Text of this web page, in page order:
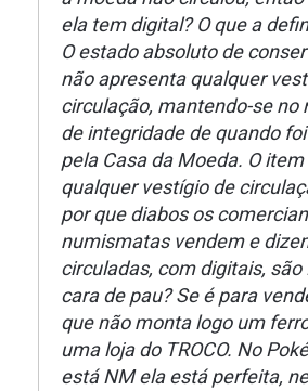
ela tem digital? O que a
O estado absoluto de
não apresenta qualquer
circulação, mantendo-se no
de integridade de quando
pela Casa da Moeda. O
qualquer vestígio de
por que diabos os
numismatas vendem e
circuladas, com digitais, são
cara de pau? Se é para
que não monta logo um
uma loja do TROCO. No
está NM ela está perfeita,